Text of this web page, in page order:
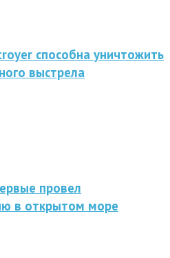
способна уничтожить
выстрела
провел
в открытом море